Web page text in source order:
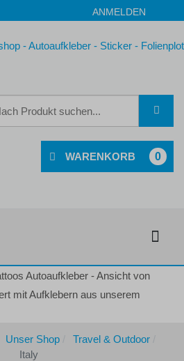
ANMELDEN
0
Unser Shop
Travel & Outdoor
Italy